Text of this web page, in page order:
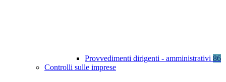
Provvedimenti dirigenti - amministrativi 86
Controlli sulle imprese